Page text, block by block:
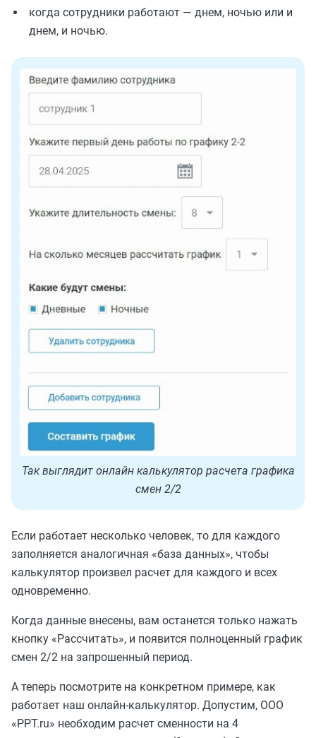
когда сотрудники работают — днем, ночью или и
днем, и ночью.
Так выглядит онлайн калькулятор расчета графика
смен 2/2
Если работает несколько человек, то для каждого
заполняется аналогичная «база данных», чтобы
калькулятор произвел расчет для каждого и всех
одновременно.
Когда данные внесены, вам останется только нажать
кнопку «Рассчитать», и появится полноценный график
смен 2/2 на запрошенный период.
А теперь посмотрите на конкретном примере, как
работает наш онлайн-калькулятор. Допустим, ООО
«PPT.ru» необходим расчет сменности на 4